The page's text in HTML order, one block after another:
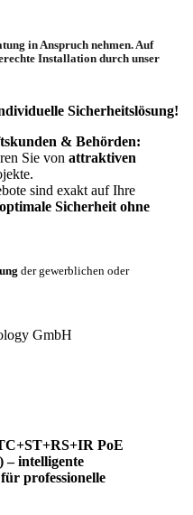
in Anspruch nehmen. Auf
Installation durch unser
Sicherheitslösung!
& Behörden:
Sie von attraktiven
sind exakt auf Ihre
optimale Sicherheit ohne
der gewerblichen oder
GmbH
PoE
– intelligente
professionelle